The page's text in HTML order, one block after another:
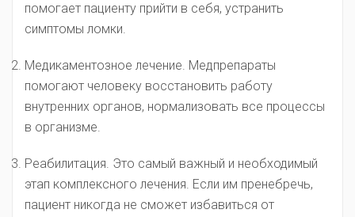
помогает пациенту прийти в себя, устранить
симптомы ломки.
Медикаментозное лечение. Медпрепараты
помогают человеку восстановить работу
внутренних органов, нормализовать все процессы
в организме.
Реабилитация. Это самый важный и необходимый
этап комплексного лечения. Если им пренебречь,
пациент никогда не сможет избавиться от